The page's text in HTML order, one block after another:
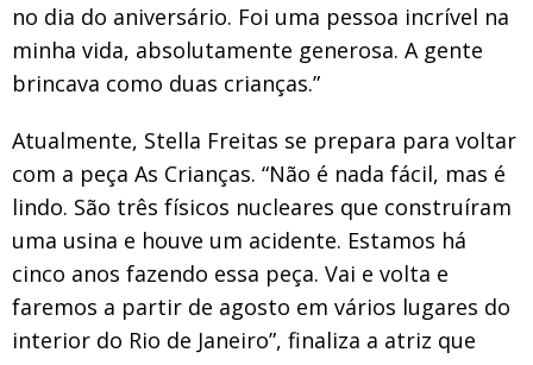
no dia do aniversário. Foi uma pessoa incrível na
minha vida, absolutamente generosa. A gente
brincava como duas crianças.”
Atualmente, Stella Freitas se prepara para voltar
com a peça As Crianças. “Não é nada fácil, mas é
lindo. São três físicos nucleares que construíram
uma usina e houve um acidente. Estamos há
cinco anos fazendo essa peça. Vai e volta e
faremos a partir de agosto em vários lugares do
interior do Rio de Janeiro”, finaliza a atriz que